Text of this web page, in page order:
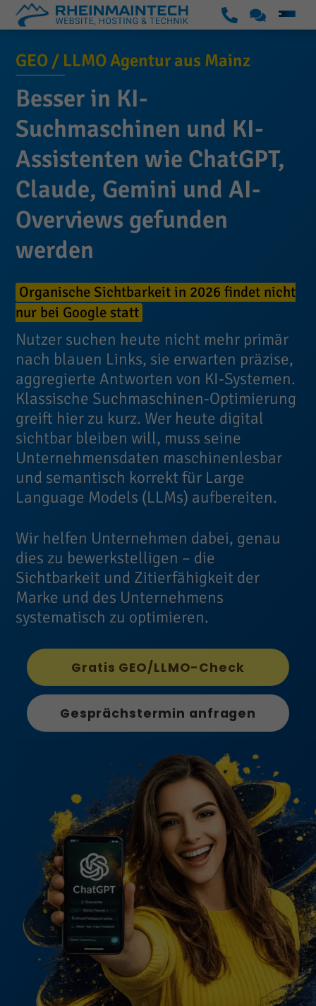
p
r
t
K
n
k
t
GEO / LLMO Agentur aus Mainz
Besser in KI-
Suchmaschinen und KI-
Assistenten wie ChatGPT,
Claude, Gemini und AI-
Overviews gefunden
werden
Organische Sichtbarkeit in 2026 findet nicht
nur bei Google statt
Nutzer suchen heute nicht mehr primär
nach blauen Links, sie erwarten präzise,
aggregierte Antworten von KI-Systemen.
Klassische Suchmaschinen-Optimierung
greift hier zu kurz. Wer heute digital
sichtbar bleiben will, muss seine
Unternehmensdaten maschinenlesbar
und semantisch korrekt für Large
Language Models (LLMs) aufbereiten.
Wir helfen Unternehmen dabei, genau
dies zu bewerkstelligen – die
Sichtbarkeit und Zitierfähigkeit der
Marke und des Unternehmens
systematisch zu optimieren.
Gratis GEO/LLMO-Check
Gesprächstermin anfragen